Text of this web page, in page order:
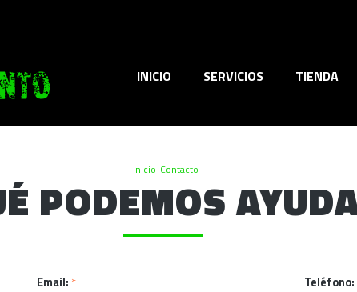
INICIO SERVICIOS TIENDA
Inicio Contacto
PODEMOS
Email: * Teléfono: